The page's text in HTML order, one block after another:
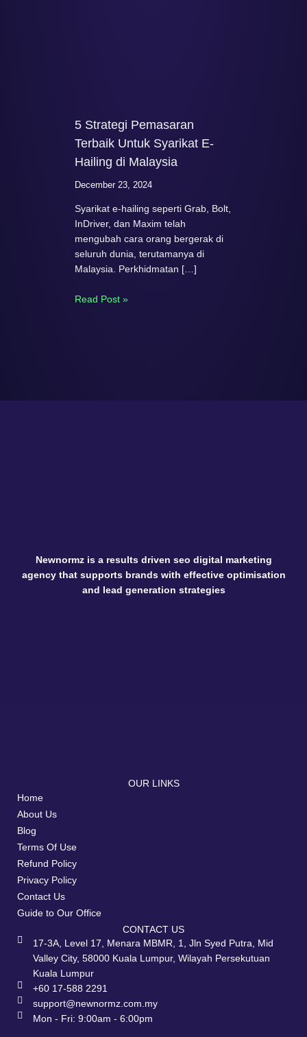
5 Strategi Pemasaran
Terbaik Untuk Syarikat E-
Hailing di Malaysia
December 23, 2024
Syarikat e-hailing seperti Grab, Bolt,
InDriver, dan Maxim telah
mengubah cara orang bergerak di
seluruh dunia, terutamanya di
Malaysia. Perkhidmatan […]
Read Post »
Newnormz is a results driven seo digital marketing
agency that supports brands with effective optimisation
and lead generation strategies
OUR LINKS
Home
About Us
Blog
Terms Of Use
Refund Policy
Privacy Policy
Contact Us
Guide to Our Office
CONTACT US
17-3A, Level 17, Menara MBMR, 1, Jln Syed Putra, Mid
Valley City, 58000 Kuala Lumpur, Wilayah Persekutuan
Kuala Lumpur
+60 17-588 2291
support@newnormz.com.my
Mon - Fri: 9:00am - 6:00pm